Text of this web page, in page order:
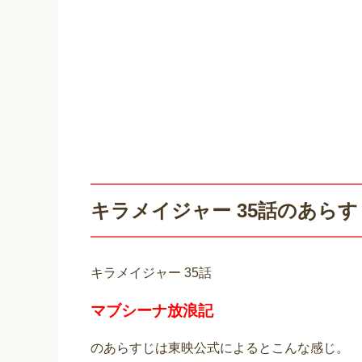
キラメイジャー 35話のあら
キラメイジャー 35話
マブシーナ放浪記
のあらすじは東映公式によるとこんな感じ。